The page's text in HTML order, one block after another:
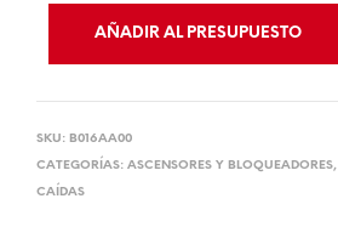
AÑADIR AL PRESUPUESTO
SKU: B016AA00
CATEGORÍAS: ASCENSORES Y BLOQUEADORES,
CAÍDAS